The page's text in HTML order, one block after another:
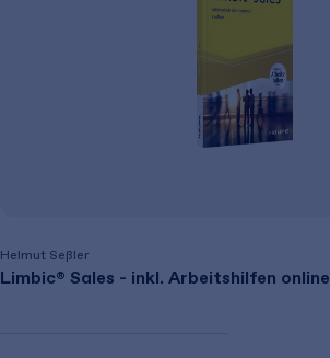
Helmut Seßler
Limbic® Sales - inkl. Arbeitshilfen online